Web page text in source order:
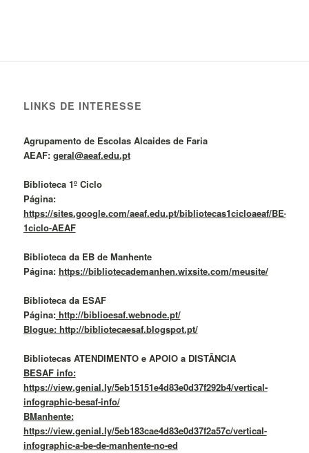
LINKS DE INTERESSE
Agrupamento de Escolas Alcaides de Faria
AEAF: geral@aeaf.edu.pt
Biblioteca 1º Ciclo
Página:
https://sites.google.com/aeaf.edu.pt/bibliotecas1cicloaeaf/BE-
1ciclo-AEAF
Biblioteca da EB de Manhente
Página: https://bibliotecademanhen.wixsite.com/meusite/
Biblioteca da ESAF
Página:http://biblioesaf.webnode.pt/
Blogue: http://bibliotecaesaf.blogspot.pt/
Bibliotecas ATENDIMENTO e APOIO a DISTÂNCIA
BESAF info:
https://view.genial.ly/5eb15151e4d83e0d37f292b4/vertical-
infographic-besaf-info/
BManhente:
https://view.genial.ly/5eb183cae4d83e0d37f2a57c/vertical-
infographic-a-be-de-manhente-no-ed